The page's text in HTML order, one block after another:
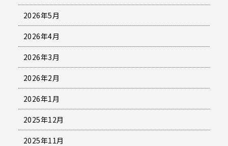
2026年5月
2026年4月
2026年3月
2026年2月
2026年1月
2025年12月
2025年11月